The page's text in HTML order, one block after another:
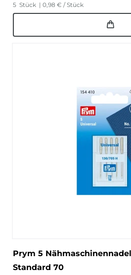
5 Stück | 0,98 € / Stück
Prym 5
Standard 70